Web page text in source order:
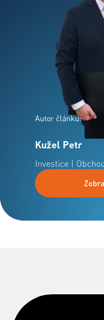
Autor článku:
Kužel Petr
Investice |